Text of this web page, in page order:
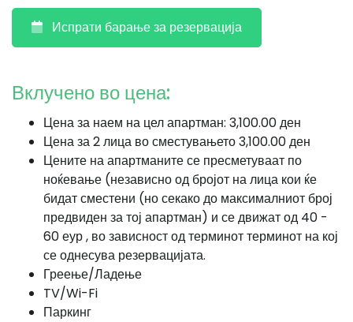
Испрати барање за резервација
Вклучено во цена:
Цена за наем на цел апартман: 3,100.00 ден
Цена за 2 лица во сместувањето 3,100.00 ден
Цените на апартманите се пресметуваат по
ноќевање (независно од бројот на лица кои ќе
бидат сместени (но секако до максималниот број
предвиден за тој апартман) и се движат од 40 -
60 еур , во зависност од терминот терминот на кој
се однесува резервацијата.
Греење/Ладење
TV/Wi-Fi
Паркинг